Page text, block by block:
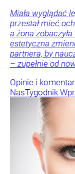
Miała wyglądać
przestał mieć
a żona
estetyczna
partnera, by
– zupełnie od
Opinie i
NasTygodnik